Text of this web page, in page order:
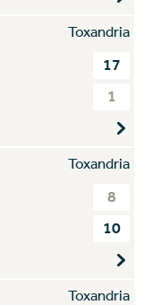
Toxandria
17
1
Toxandria
8
10
Toxandria